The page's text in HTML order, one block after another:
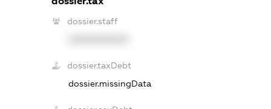
dossier.staff
dossier.taxDebt
dossier.missingData